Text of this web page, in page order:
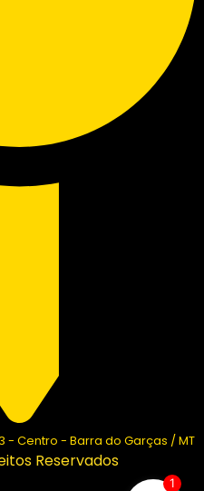
- Centro - Barra do Garças / MT
Reservados
1